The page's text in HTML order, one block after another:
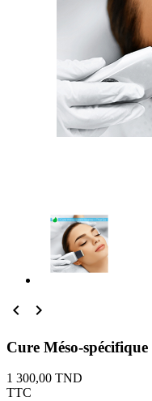
 
Cure Méso-spécifique
1 300,00 TND
TTC